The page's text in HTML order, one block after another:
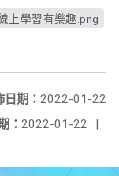
上學習有樂趣.png
日期： 2022-01-22
： 2022-01-22 |